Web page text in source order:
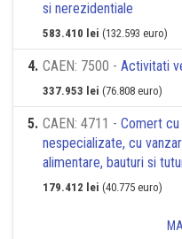
si nerezidentiale
583.410 lei (132.593 euro)
4. CAEN: 7500 - Activitati
337.953 lei (76.808 euro)
5. CAEN: 4711 - Comert cu
nespecializate, cu
alimentare, bauturi si
179.412 lei (40.775 euro)